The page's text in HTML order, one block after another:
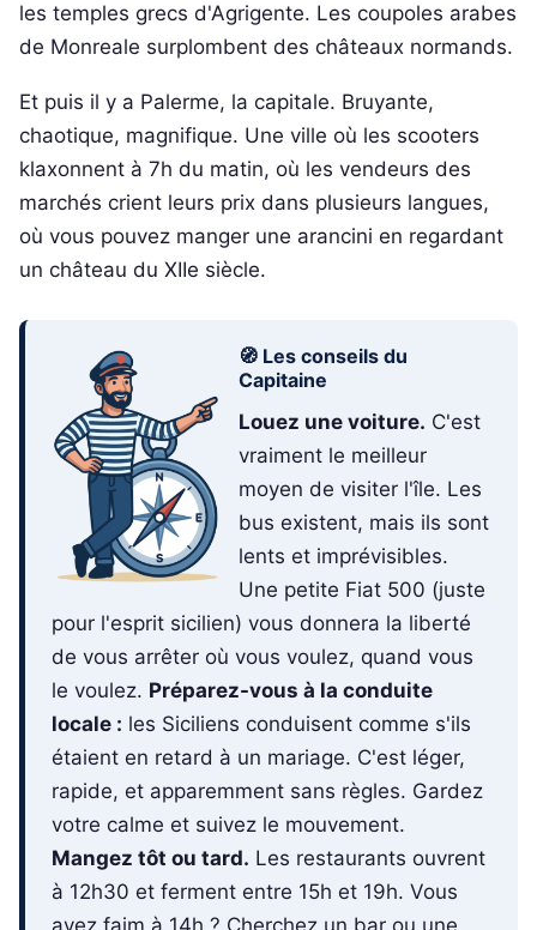
les temples grecs d'Agrigente. Les coupoles arabes
de Monreale surplombent des châteaux normands.
Et puis il y a Palerme, la capitale. Bruyante,
chaotique, magnifique. Une ville où les scooters
klaxonnent à 7h du matin, où les vendeurs des
marchés crient leurs prix dans plusieurs langues,
où vous pouvez manger une arancini en regardant
un château du XIIe siècle.
🧭 Les conseils du
Capitaine
Louez une voiture. C'est
vraiment le meilleur
moyen de visiter l'île. Les
bus existent, mais ils sont
lents et imprévisibles.
Une petite Fiat 500 (juste
pour l'esprit sicilien) vous donnera la liberté
de vous arrêter où vous voulez, quand vous
le voulez. Préparez-vous à la conduite
locale : les Siciliens conduisent comme s'ils
étaient en retard à un mariage. C'est léger,
rapide, et apparemment sans règles. Gardez
votre calme et suivez le mouvement.
Mangez tôt ou tard. Les restaurants ouvrent
à 12h30 et ferment entre 15h et 19h. Vous
avez faim à 14h ? Cherchez un bar ou une